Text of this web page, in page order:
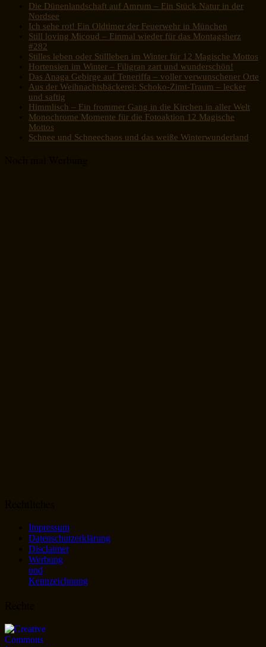
Die Dünenlandschaft auf Amrum – Ein Stück Natur in der
Nordsee
Ich sehe rot! Ein Oldtimer der Feuerwehr in München
Still loving Micoud – Einmal wieder für das Montagsherz
#282
Stilles leben oder Stillleben im Winter für 12 Magische Mottos
Hortensien im Winter – Filigran zart und wunderschön!
Das Anaga Gebirge auf Teneriffa – voller verwunschener Orte
Aus der Weihnachtsbäckerei: Schoko-Zimt-Traum – lecker
und saftig
Himmlisch – Ein frommer Gang in die Kirchen in aller Welt
Monochrome Momente für die Fotoaktion 12 Magische
Mottos
Schnee und Schneechaos und das weiße Winterwunderland
Impressum
Datenschutzerklärung
Disclaimer
Werbung
und
Kennzeichnung